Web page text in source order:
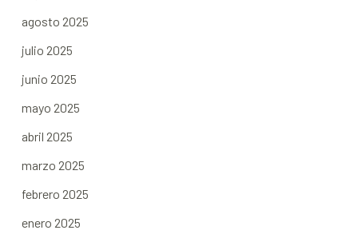
agosto 2025
julio 2025
junio 2025
mayo 2025
abril 2025
marzo 2025
febrero 2025
enero 2025